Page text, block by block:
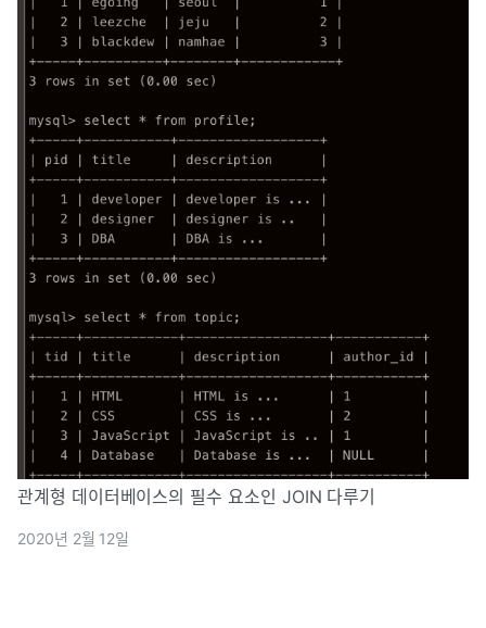
관계형 데이터베이스의 필수 요소인 JOIN 다루기
2020년 2월 12일